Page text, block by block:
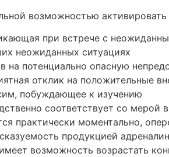
возможностью
при встрече с
неожиданных ситуациях
на потенциально опасную
отклик на положительные
побуждающее к изучению
соответствует со мерой
практически моментально,
продукцией
возможность возрастать